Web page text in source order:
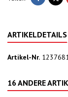
ARTIKELDETAILS
Artikel-Nr.
16 ANDERE